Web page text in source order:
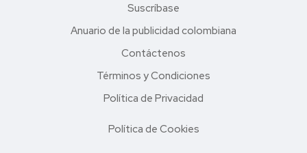
Suscríbase
Anuario de la publicidad colombiana
Contáctenos
Términos y Condiciones
Política de Privacidad
Política de Cookies